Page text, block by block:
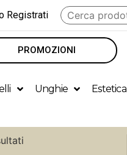
Registrati
PROMOZIONI
Unghie Estetica